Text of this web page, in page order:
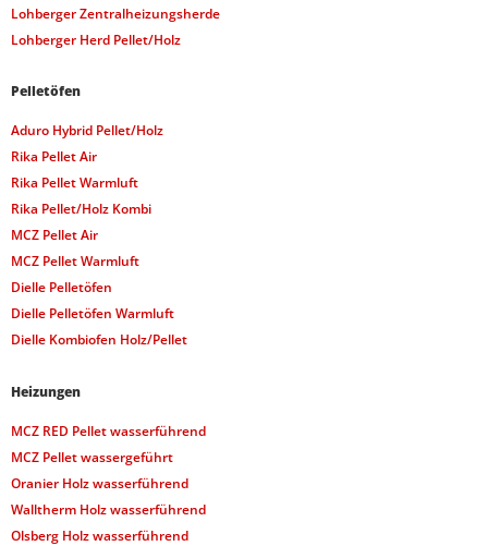
Lohberger Zentralheizungsherde
Lohberger Herd Pellet/Holz
Pelletöfen
Aduro Hybrid Pellet/Holz
Rika Pellet Air
Rika Pellet Warmluft
Rika Pellet/Holz Kombi
MCZ Pellet Air
MCZ Pellet Warmluft
Dielle Pelletöfen
Dielle Pelletöfen Warmluft
Dielle Kombiofen Holz/Pellet
Heizungen
MCZ RED Pellet wasserführend
MCZ Pellet wassergeführt
Oranier Holz wasserführend
Walltherm Holz wasserführend
Olsberg Holz wasserführend